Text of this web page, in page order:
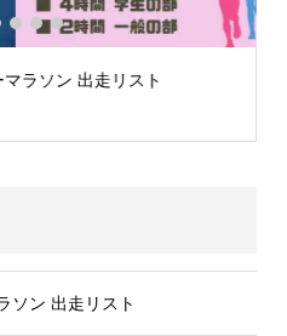
ラソン 出走リスト
3 4 5
ソン 出走リスト